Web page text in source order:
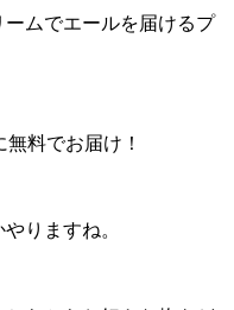
ムでエールを届けるプ
料でお届け！
りますね。